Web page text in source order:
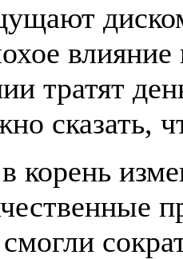
тратят
сказать,
корень